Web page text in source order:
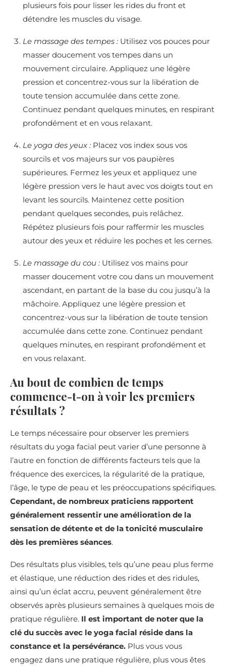
plusieurs fois pour lisser les rides du front et
détendre les muscles du visage.
Le massage des tempes : Utilisez vos pouces pour
masser doucement vos tempes dans un
mouvement circulaire. Appliquez une légère
pression et concentrez-vous sur la libération de
toute tension accumulée dans cette zone.
Continuez pendant quelques minutes, en respirant
profondément et en vous relaxant.
Le yoga des yeux : Placez vos index sous vos
sourcils et vos majeurs sur vos paupières
supérieures. Fermez les yeux et appliquez une
légère pression vers le haut avec vos doigts tout en
levant les sourcils. Maintenez cette position
pendant quelques secondes, puis relâchez.
Répétez plusieurs fois pour raffermir les muscles
autour des yeux et réduire les poches et les cernes.
Le massage du cou : Utilisez vos mains pour
masser doucement votre cou dans un mouvement
ascendant, en partant de la base du cou jusqu’à la
mâchoire. Appliquez une légère pression et
concentrez-vous sur la libération de toute tension
accumulée dans cette zone. Continuez pendant
quelques minutes, en respirant profondément et
en vous relaxant.
Au bout de combien de temps
commence-t-on à voir les premiers
résultats ?
Le temps nécessaire pour observer les premiers
résultats du yoga facial peut varier d’une personne à
l’autre en fonction de différents facteurs tels que la
fréquence des exercices, la régularité de la pratique,
l’âge, le type de peau et les préoccupations spécifiques.
Cependant, de nombreux praticiens rapportent
généralement ressentir une amélioration de la
sensation de détente et de la tonicité musculaire
dès les premières séances.
Des résultats plus visibles, tels qu’une peau plus ferme
et élastique, une réduction des rides et des ridules,
ainsi qu’un éclat accru, peuvent généralement être
observés après plusieurs semaines à quelques mois de
pratique régulière. Il est important de noter que la
clé du succès avec le yoga facial réside dans la
constance et la persévérance. Plus vous vous
engagez dans une pratique régulière, plus vous êtes